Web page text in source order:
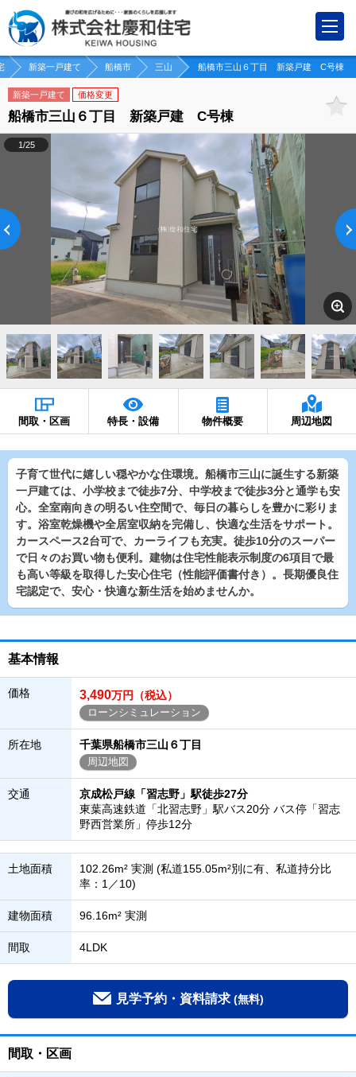
新築一戸建て 船橋市 三山 船橋市三山６丁目 新築戸建 C号棟
新築一戸建て 価格変更
船橋市三山６丁目 新築戸建 C号棟
1/25
間取・区画 特長・設備 物件概要 周辺地図
子育て世代に嬉しい穏やかな住環境。船橋市三山に誕生する新築
一戸建ては、小学校まで徒歩7分、中学校まで徒歩3分と通学も安
心。全室南向きの明るい住空間で、毎日の暮らしを豊かに彩りま
す。浴室乾燥機や全居室収納を完備し、快適な生活をサポート。
カースペース2台可で、カーライフも充実。徒歩10分のスーパー
で日々のお買い物も便利。建物は住宅性能表示制度の6項目で最
も高い等級を取得した安心住宅（性能評価書付き）。長期優良住
宅認定で、安心・快適な新生活を始めませんか。
基本情報
価格 3,490万円（税込）
ローンシミュレーション
所在地 千葉県船橋市三山６丁目
周辺地図
交通
京成松戸線「習志野」駅徒歩27分
東葉高速鉄道「北習志野」駅バス20分 バス停「習志
野西営業所」停歩12分
土地面積
102.26m² 実測 (私道155.05m²別に有、私道持分比
率：1／10)
建物面積 96.16m² 実測
間取 4LDK
見学予約・資料請求 (無料)
間取・区画